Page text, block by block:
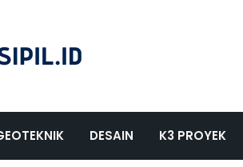
DESAIN K3 PROYEK